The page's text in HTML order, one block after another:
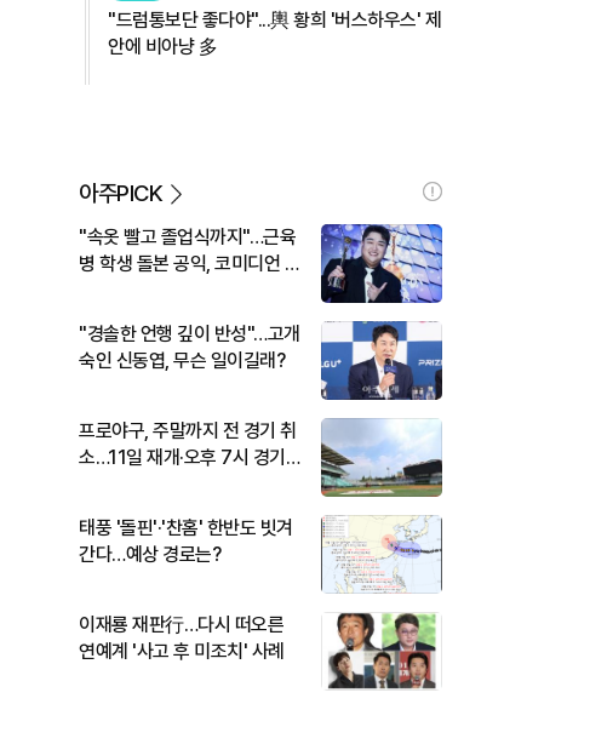
"드럼통보단 좋다야"...輿 황희 '버스하우스' 제
안에 비아냥 多
아주PICK
"속옷 빨고 졸업식까지"…근육
병 학생 돌본 공익, 코미디언 김
"경솔한 언행 깊이 반성"…고개
숙인 신동엽, 무슨 일이길래?
프로야구, 주말까지 전 경기 취
소…11일 재개·오후 7시 경기
태풍 '돌핀'·'찬홈' 한반도 빗겨
간다…예상 경로는?
이재룡 재판行…다시 떠오른
연예계 '사고 후 미조치' 사례